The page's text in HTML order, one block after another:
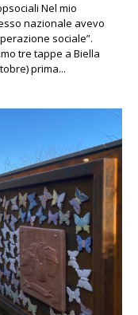
Nel mio
nazionale avevo
sociale”.
tre tappe a Biella
prima...